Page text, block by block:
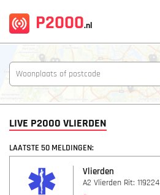
P2000.nl
LIVE P2000 VLIERDEN
LAATSTE 50 MELDINGEN:
Vlierden
A2 Vlierden Rit: 119224